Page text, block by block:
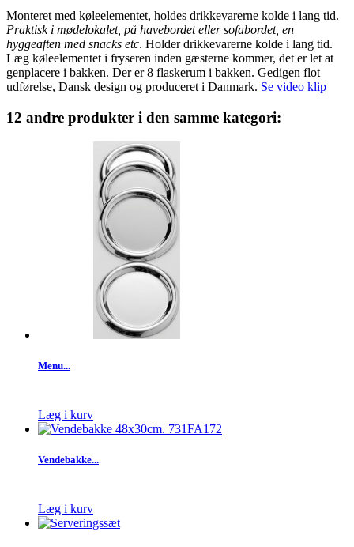
Monteret med køleelementet, holdes drikkevarerne kolde i lang tid.
Praktisk i mødelokalet, på havebordet eller sofabordet, en
hyggeaften med snacks etc. Holder drikkevarerne kolde i lang tid.
Læg køleelementet i fryseren inden gæsterne kommer, det er let at
genplacere i bakken. Der er 8 flaskerum i bakken. Gedigen flot
udførelse, Dansk design og produceret i Danmark. Se video klip
12 andre produkter i den samme kategori:
Menu...
Læg i kurv
Vendebakke...
Læg i kurv